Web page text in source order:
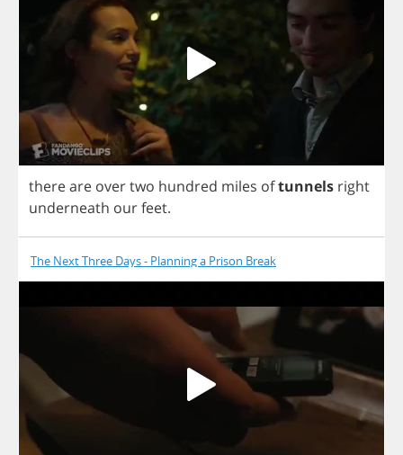
thereare overtwo hundred miles oftunnels right
underneath ourfeet.
The Next Three Days - Planning a Prison Break